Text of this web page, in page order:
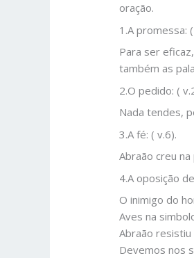
oração.
1.A promessa:
Para ser
também as
2.O pedido: (
Nada tendes,
3.A fé: ( v.6).
Abraão creu
4.A oposição
O inimigo do
Aves na
Abraão resistiu
Devemos nos